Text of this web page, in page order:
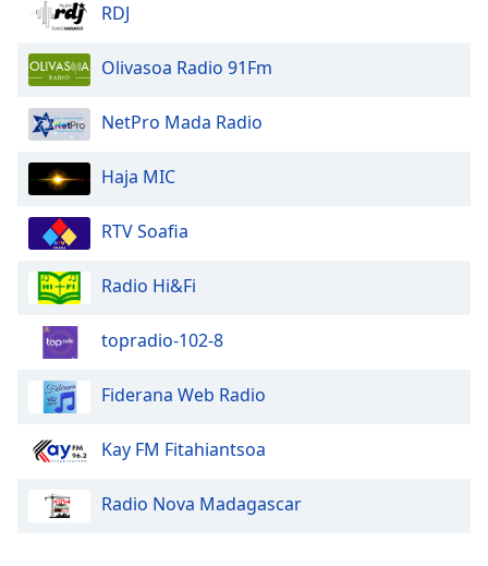
RDJ
Olivasoa Radio 91Fm
NetPro Mada Radio
Haja MIC
RTV Soafia
Radio Hi&Fi
topradio-102-8
Fiderana Web Radio
Kay FM Fitahiantsoa
Radio Nova Madagascar